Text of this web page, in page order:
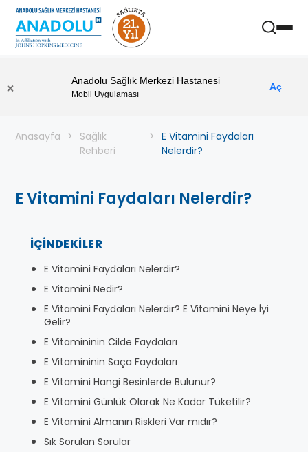
Anadolu Sağlık Merkezi Hastanesi
Mobil Uygulaması
Aç
Anasayfa
Sağlık
Rehberi
E Vitamini Faydaları
Nelerdir?
E Vitamini Faydaları Nelerdir?
İÇINDEKILER
E Vitamini Faydaları Nelerdir?
E Vitamini Nedir?
E Vitamini Faydaları Nelerdir? E Vitamini Neye İyi
Gelir?
E Vitamininin Cilde Faydaları
E Vitamininin Saça Faydaları
E Vitamini Hangi Besinlerde Bulunur?
E Vitamini Günlük Olarak Ne Kadar Tüketilir?
E Vitamini Almanın Riskleri Var mıdır?
Sık Sorulan Sorular